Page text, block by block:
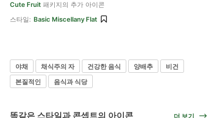
Cute Fruit 패키지의 추가 아이콘
스타일: Basic Miscellany Flat
야채 채식주의 자 건강한 음식 양배추
비건
본질적인
음식과 식당
똑같은 스타일과 콘셉트의 아이콘 더 보기